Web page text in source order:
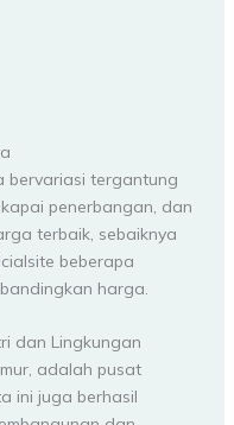
bervariasi tergantung
penerbangan, dan
terbaik, sebaiknya
beberapa
harga.
dan Lingkungan
adalah pusat
ini juga berhasil